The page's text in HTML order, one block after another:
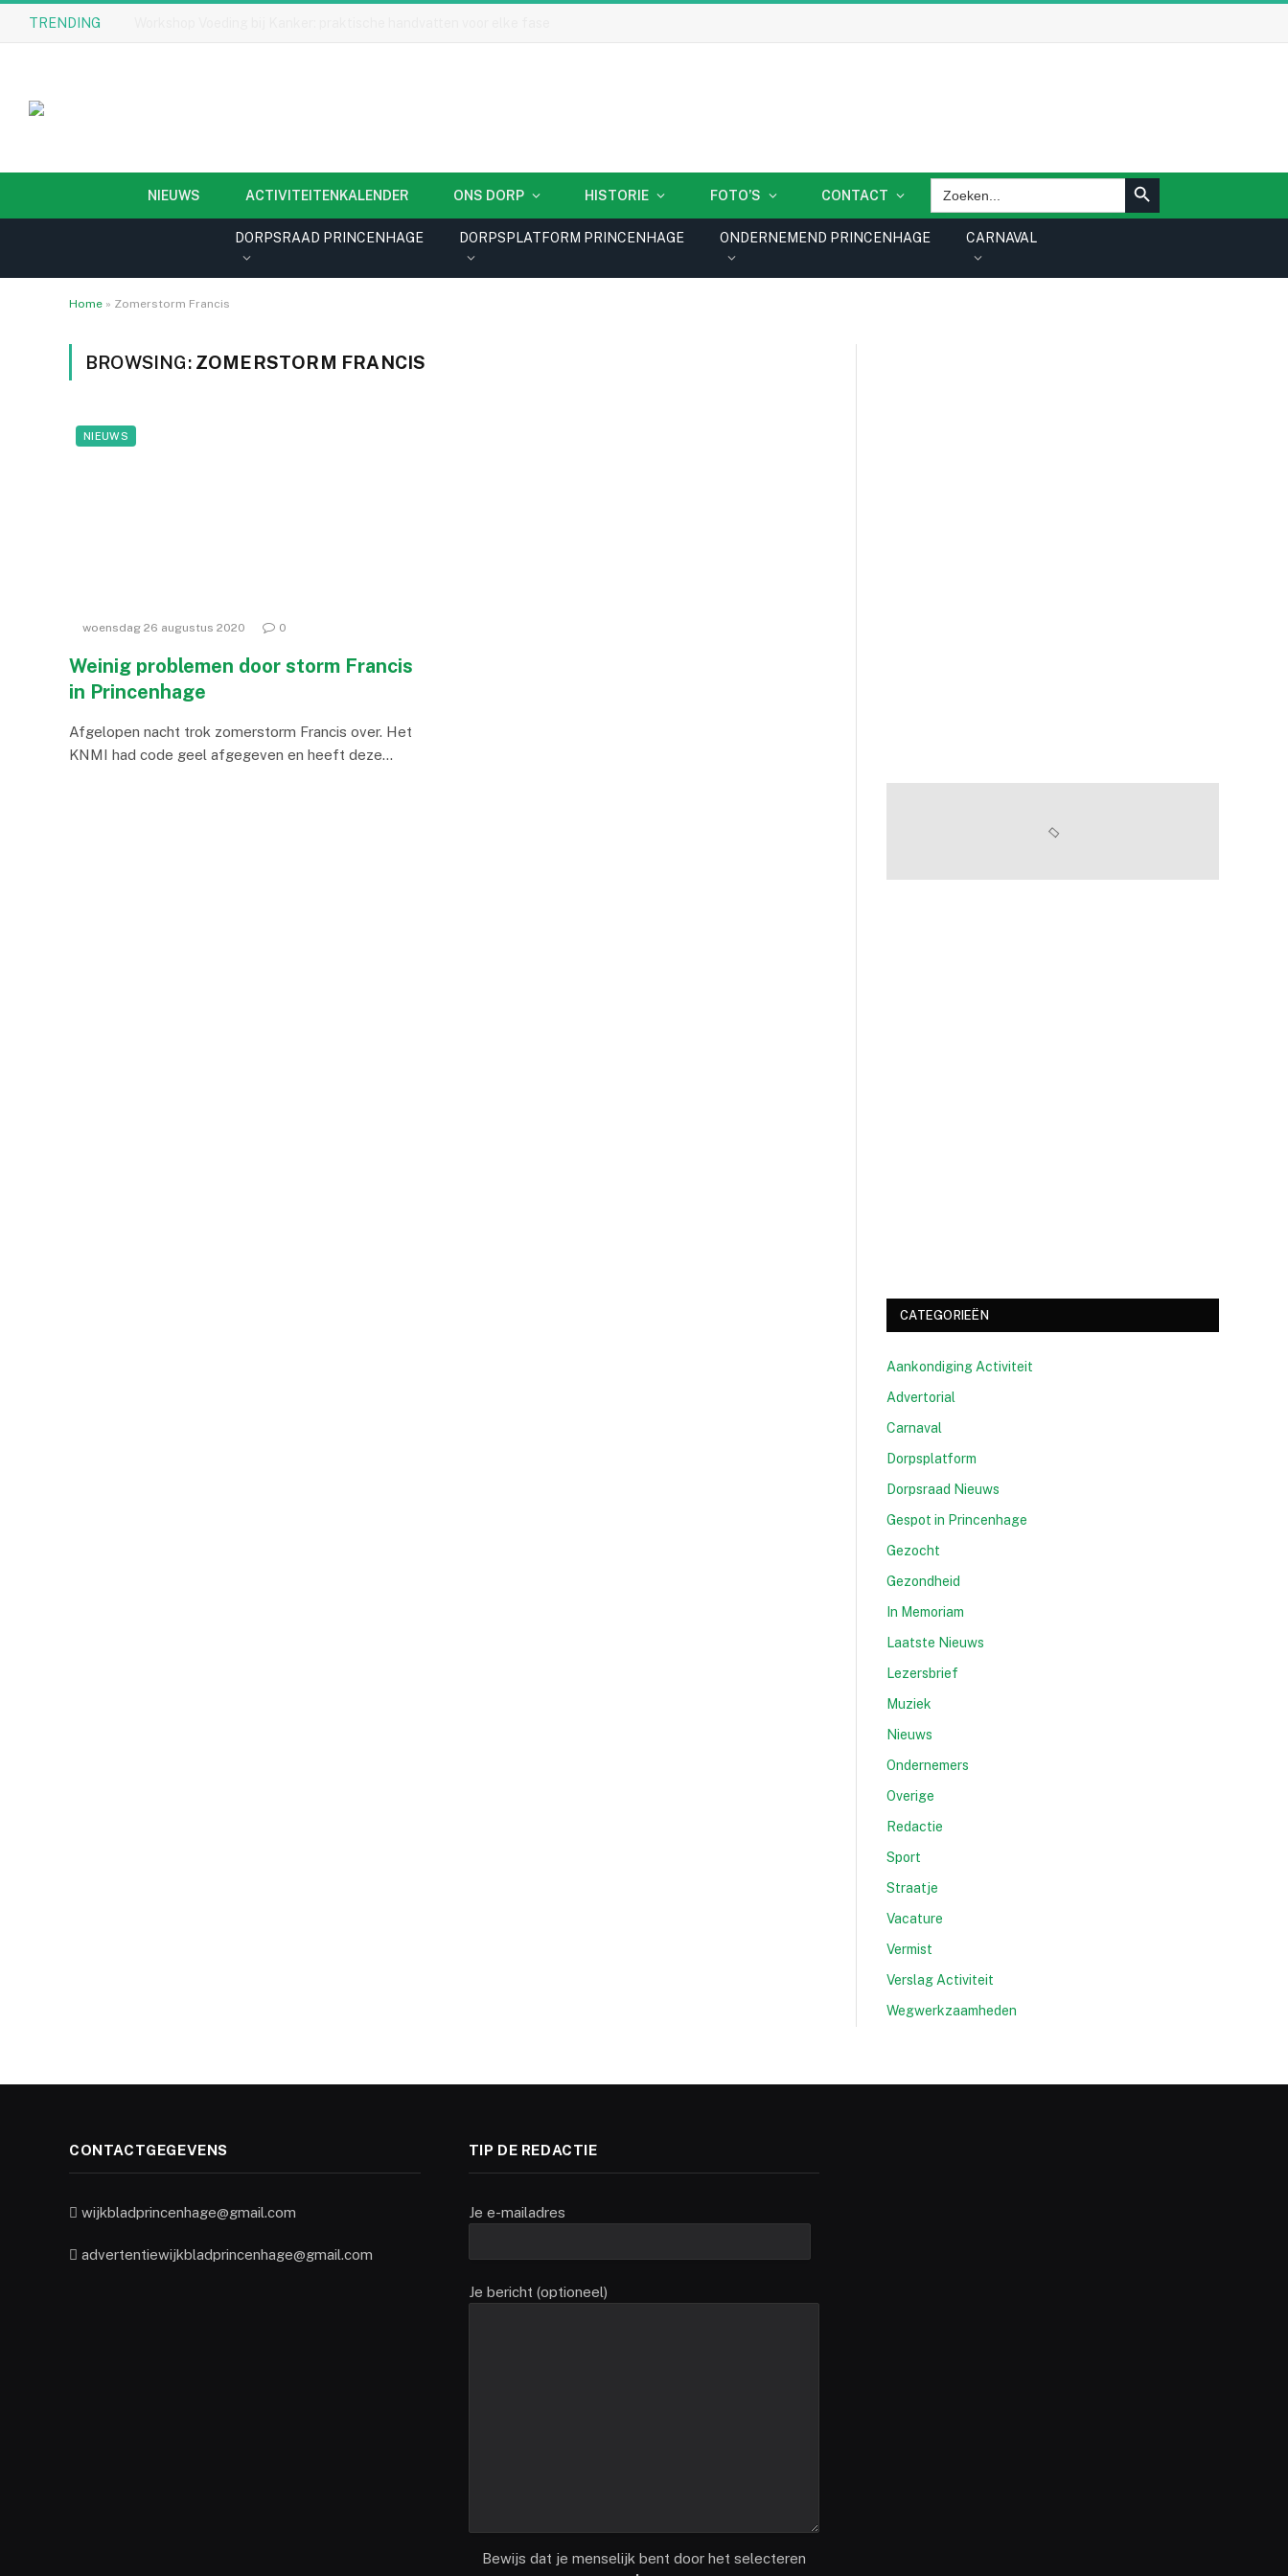
TRENDING
NIEUWS ACTIVITEITENKALENDER ONS DORP HISTORIE FOTO’S CONTACT
Zoek
naar:
ZOEKKNOP
DORPSRAAD PRINCENHAGE DORPSPLATFORM PRINCENHAGE ONDERNEMEND PRINCENHAGE CARNAVAL
Home » Zomerstorm Francis
BROWSING: ZOMERSTORM FRANCIS
NIEUWS
woensdag 26 augustus 2020 0
Weinig problemen door storm Francis
in Princenhage
Afgelopen nacht trok zomerstorm Francis over. Het
KNMI had code geel afgegeven en heeft deze…
CATEGORIEËN
Aankondiging Activiteit
Advertorial
Carnaval
Dorpsplatform
Dorpsraad Nieuws
Gespot in Princenhage
Gezocht
Gezondheid
In Memoriam
Laatste Nieuws
Lezersbrief
Muziek
Nieuws
Ondernemers
Overige
Redactie
Sport
Straatje
Vacature
Vermist
Verslag Activiteit
Wegwerkzaamheden
CONTACTGEGEVENS
wijkbladprincenhage@gmail.com
advertentiewijkbladprincenhage@gmail.com
TIP DE REDACTIE
Je e-mailadres
Je bericht (optioneel)
Bewijs dat je menselijk bent door het selecteren